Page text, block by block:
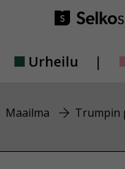
Urheilu
Maailma Trumpin